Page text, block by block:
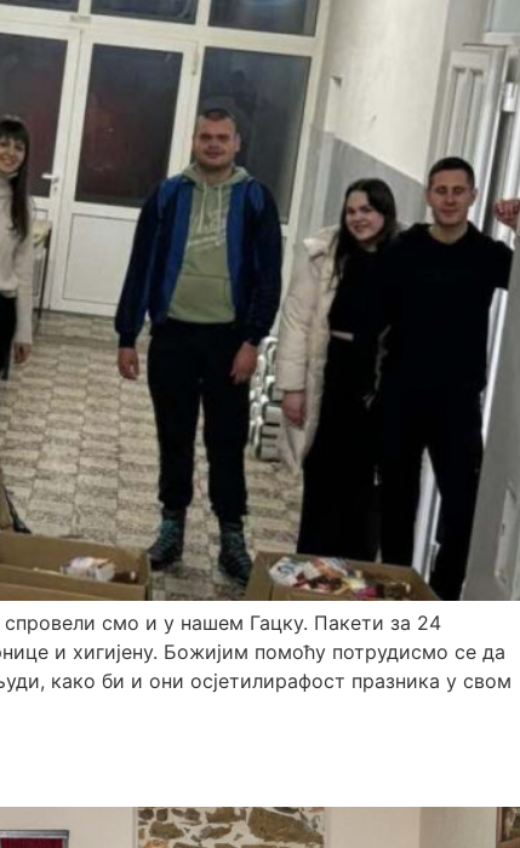
смо и у нашем Гацку. Пакети за 24
и хигијену. Божијим помоћу потрудисмо се да
како би и они осјетилирафост празника у свом